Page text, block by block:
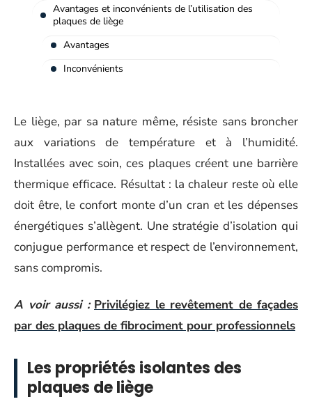
Avantages et inconvénients de l’utilisation des
plaques de liège
Avantages
Inconvénients
Le liège, par sa nature même, résiste sans broncher
aux variations de température et à l’humidité.
Installées avec soin, ces plaques créent une barrière
thermique efficace. Résultat : la chaleur reste où elle
doit être, le confort monte d’un cran et les dépenses
énergétiques s’allègent. Une stratégie d’isolation qui
conjugue performance et respect de l’environnement,
sans compromis.
A voir aussi : Privilégiez le revêtement de façades
par des plaques de fibrociment pour professionnels
Les propriétés isolantes des
plaques de liège